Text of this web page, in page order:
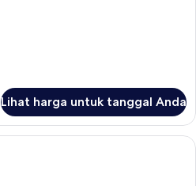
Lihat harga untuk tanggal Anda